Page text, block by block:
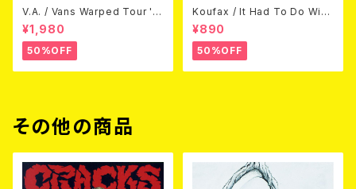
V.A. / Vans Warped Tour '0
3 (DVD)
¥1,980
50%OFF
Koufax / It Had To Do With
Love (CD)
¥890
50%OFF
その他の商品